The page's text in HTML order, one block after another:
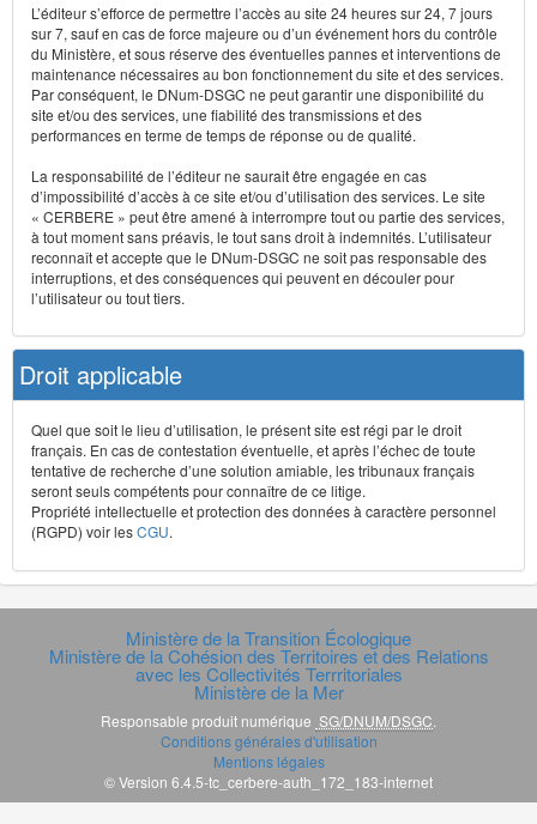
L’éditeur s’efforce de permettre l’accès au site 24 heures sur 24, 7 jours
sur 7, sauf en cas de force majeure ou d’un événement hors du contrôle
du Ministère, et sous réserve des éventuelles pannes et interventions de
maintenance nécessaires au bon fonctionnement du site et des services.
Par conséquent, le DNum-DSGC ne peut garantir une disponibilité du
site et/ou des services, une fiabilité des transmissions et des
performances en terme de temps de réponse ou de qualité.
La responsabilité de l’éditeur ne saurait être engagée en cas
d’impossibilité d’accès à ce site et/ou d’utilisation des services. Le site
« CERBERE » peut être amené à interrompre tout ou partie des services,
à tout moment sans préavis, le tout sans droit à indemnités. L’utilisateur
reconnaît et accepte que le DNum-DSGC ne soit pas responsable des
interruptions, et des conséquences qui peuvent en découler pour
l’utilisateur ou tout tiers.
Droit applicable
Quel que soit le lieu d’utilisation, le présent site est régi par le droit
français. En cas de contestation éventuelle, et après l’échec de toute
tentative de recherche d’une solution amiable, les tribunaux français
seront seuls compétents pour connaître de ce litige.
Propriété intellectuelle et protection des données à caractère personnel
(RGPD) voir lesCGU.
Ministère de la Transition Écologique
Ministère de la Cohésion des Territoires et des Relations
avec les Collectivités Terrritoriales
Ministère de la Mer
Responsable produit numérique SG/DNUM/DSGC
Conditions générales d'utilisation
Mentions légales
© Version 6.4.5-tc_cerbere-auth_172_183-internet